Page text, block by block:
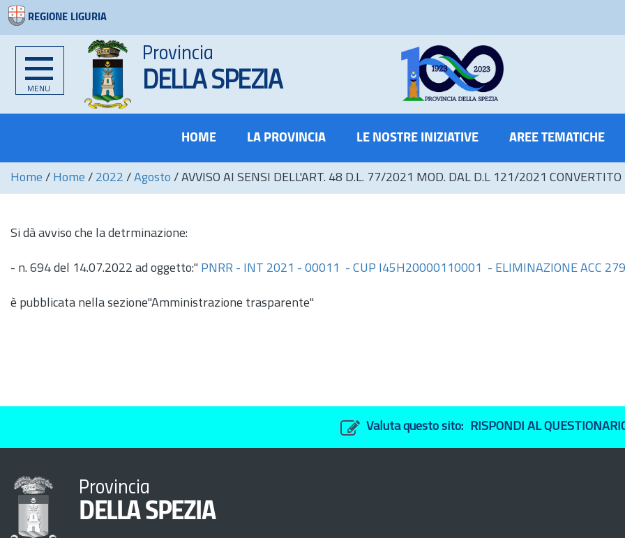
REGIONE LIGURIA
MENU
Provincia
DELLA SPEZIA
HOME LA PROVINCIA LE NOSTRE INIZIATIVE AREE TEMATICHE
Home / Home / 2022 / Agosto / AVVISO AI SENSI DELL'ART. 48 D.L. 77/2021 MOD. DAL D.L 121/2021 CONVERTITO
Si dà avviso che la detrminazione:
- n. 694 del 14.07.2022 ad oggetto:" PNRR - INT 2021 - 00011 - CUP I45H20000110001 - ELIMINAZIONE ACC
è pubblicata nella sezione"Amministrazione trasparente"
Valuta questo sito: RISPONDI AL
Provincia
DELLA SPEZIA